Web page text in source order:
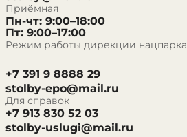
Приёмная
Пн-чт: 9:00–18:00
Пт: 9:00–17:00
Режим работы дирекции нацпарка
+7 391 9 8888 29
stolby-epo@mail.ru
Для справок
+7 913 830 52 03
stolby-uslugi@mail.ru